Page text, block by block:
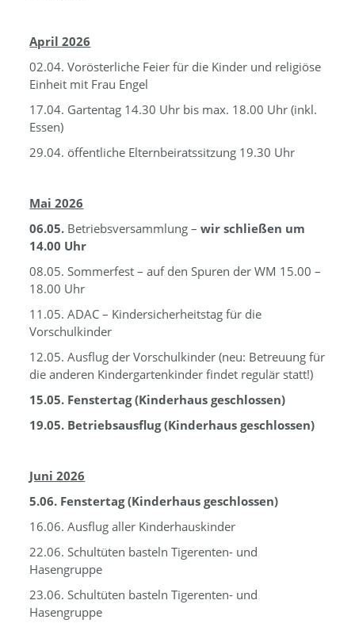
April 2026
02.04. Vorösterliche Feier für die Kinder und religiöse
Einheit mit Frau Engel
17.04. Gartentag 14.30 Uhr bis max. 18.00 Uhr (inkl.
Essen)
29.04. öffentliche Elternbeiratssitzung 19.30 Uhr
Mai 2026
06.05. Betriebsversammlung –wir schließen um
14.00 Uhr
08.05. Sommerfest – auf den Spuren der WM 15.00 –
18.00 Uhr
11.05. ADAC – Kindersicherheitstag für die
Vorschulkinder
12.05. Ausflug der Vorschulkinder (neu: Betreuung für
die anderen Kindergartenkinder findet regulär statt!)
15.05. Fenstertag (Kinderhaus geschlossen)
19.05. Betriebsausflug (Kinderhaus geschlossen)
Juni 2026
5.06. Fenstertag (Kinderhaus geschlossen)
16.06. Ausflug aller Kinderhauskinder
22.06. Schultüten basteln Tigerenten- und
Hasengruppe
23.06. Schultüten basteln Tigerenten- und
Hasengruppe